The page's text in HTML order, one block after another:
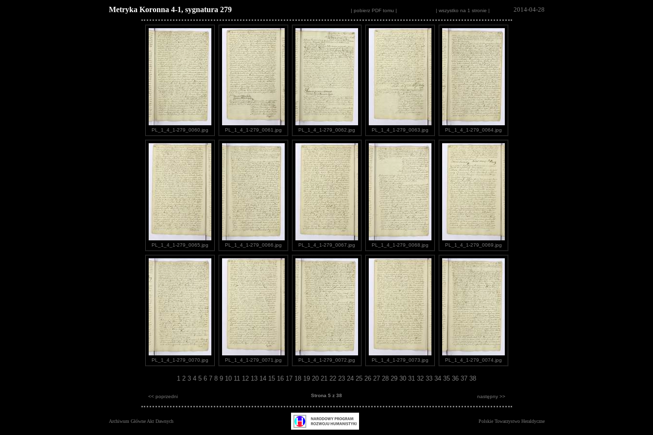
Metryka Koronna 4-1, sygnatura 279 | pobierz PDF tomu | | wszystko na 1 stronie | 2014-04-28
PL_1_4_1-279_0060.jpg PL_1_4_1-279_0061.jpg PL_1_4_1-279_0062.jpg PL_1_4_1-279_0063.jpg PL_1_4_1-279_0064.jpg
PL_1_4_1-279_0065.jpg PL_1_4_1-279_0066.jpg PL_1_4_1-279_0067.jpg PL_1_4_1-279_0068.jpg PL_1_4_1-279_0069.jpg
PL_1_4_1-279_0070.jpg PL_1_4_1-279_0071.jpg PL_1_4_1-279_0072.jpg PL_1_4_1-279_0073.jpg PL_1_4_1-279_0074.jpg
1 2 3 4 5 6 7 8 9 10 11 12 13 14 15 16 17 18 19 20 21 22 23 24 25 26 27 28 29 30 31 32 33 34 35 36 37 38
<< poprzedni Strona 5 z 38 następny >>
Archiwum Główne Akt Dawnych Polskie Towarzystwo Heraldyczne